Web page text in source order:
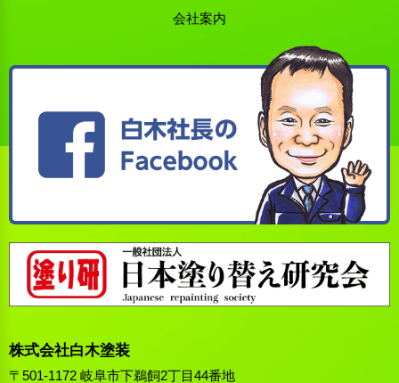
会社案内
株式会社白木塗装
〒501-1172 岐阜市下鵜飼2丁目44番地